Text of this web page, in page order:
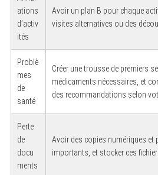
ations
d’activ
ités
Avoir un plan B pour chaque
visites alternatives ou des
Problè
mes
de
santé
Créer une trousse de premiers
médicaments nécessaires, et
des recommandations selon
Perte
de
docu
ments
Avoir des copies numériques et
importants, et stocker ces